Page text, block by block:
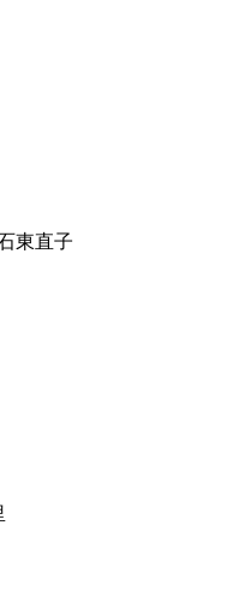
東直子